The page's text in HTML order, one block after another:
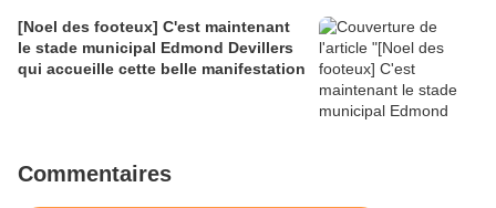
[Noel des footeux] C'est maintenant
le stade municipal Edmond Devillers
qui accueille cette belle manifestation
Commentaires